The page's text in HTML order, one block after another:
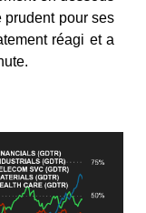
prudent pour ses
réagi et a